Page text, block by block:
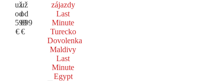
už
od
599
€
už
od
699
€
zájazdy
Last
Minute
Turecko
Dovolenka
Maldivy
Last
Minute
Egypt